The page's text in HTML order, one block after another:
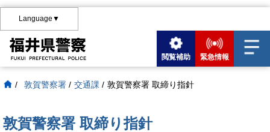
Language▼
閲覧補助 緊急情報
/ 敦賀警察署 / 交通課 / 敦賀警察署 取締り指針
敦賀警察署 取締り指針